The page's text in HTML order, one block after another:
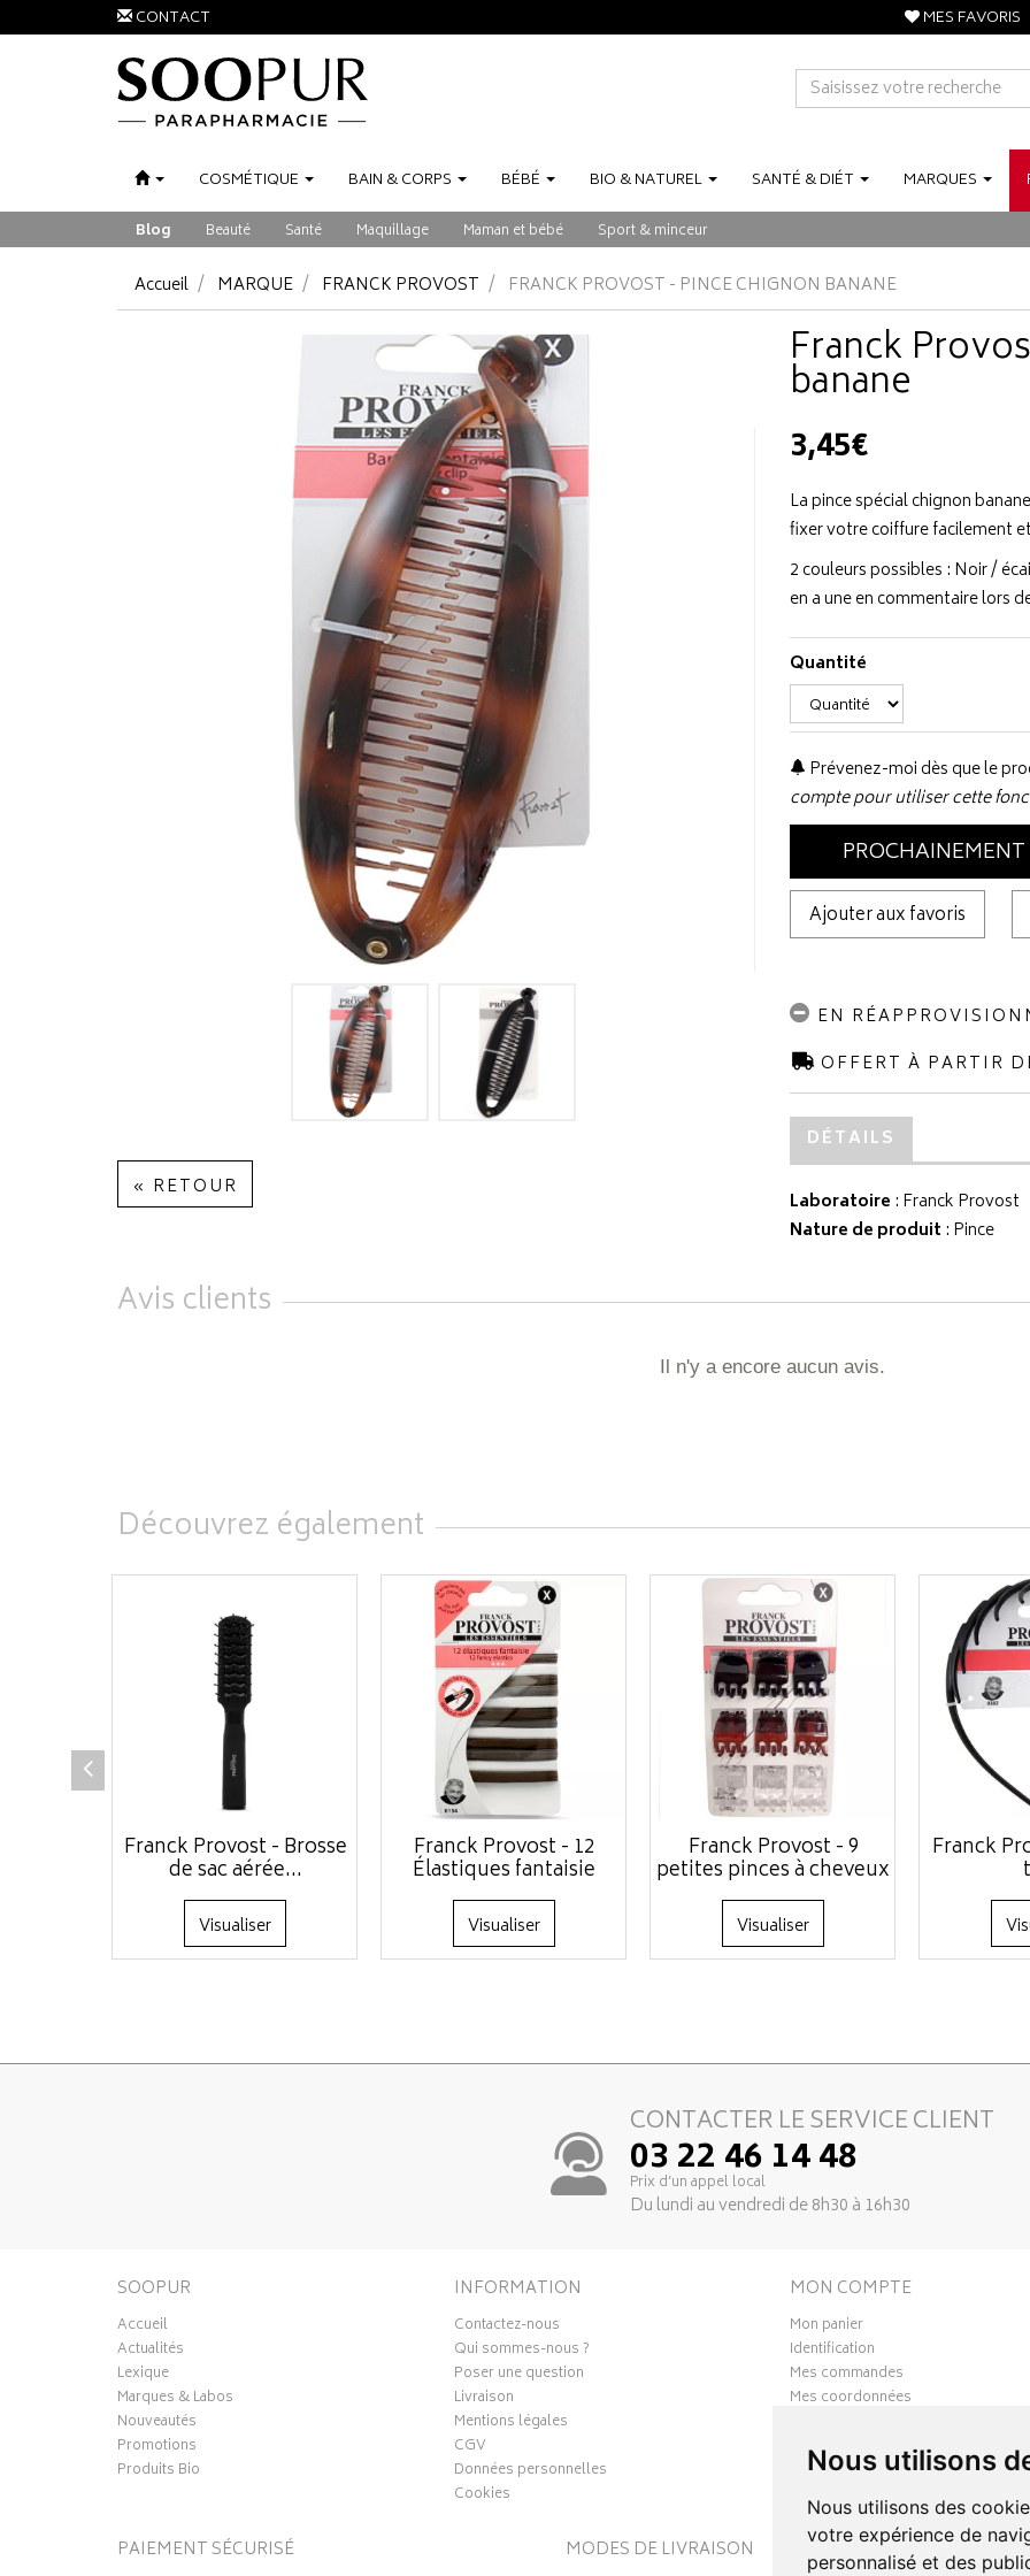
Nous utilisons
Nous utilisons des
votre expérience de
personnalisé et des
CONTACT MES FAVORIS
COSMÉTIQUE BAIN &CORPS BÉBÉ BIO &NATUREL SANTÉ &DIÉT MARQUES
Blog Beauté Santé Maquillage Maman et bébé Sport & minceur
Accueil MARQUE FRANCK PROVOST FRANCK PROVOST - PINCE CHIGNON BANANE
« RETOUR
Franck
banane
3,45€
La pince spécial chignon
fixer votre coiffure facilement
2 couleurs possibles : Noir /
en a une en commentaire lors
Quantité
Prévenez-moi dès que le
compte pour utiliser cette
PROCHAINEMENT
Ajouter aux favoris
EN
OFFERT À PARTIR
DÉTAILS
Laboratoire : Franck Provost
Nature de produit : Pince
Avis clients
Il n'y a encore aucun avis.
Découvrez également
Franck Provost - Brosse
de sac aérée...
Visualiser
Franck Provost - 12
Élastiques fantaisie
Visualiser
Franck Provost - 9
petites pinces à cheveux
Visualiser
Franck
CONTACTER LE SERVICE CLIENT
03 22 46 14 48
Prix d’un appel local
Du lundi au vendredi de 8h30 à 16h30
SOOPUR
Accueil
Actualités
Lexique
Marques & Labos
Nouveautés
Promotions
Produits Bio
INFORMATION
Contactez-nous
Qui sommes-nous ?
Poser une question
Livraison
Mentions légales
CGV
Données personnelles
Cookies
MON COMPTE
Mon panier
Identification
Mes commandes
Mes coordonnées
Mes favoris
Mes préférences Cookies
PAIEMENT SÉCURISÉ MODES DE LIVRAISON